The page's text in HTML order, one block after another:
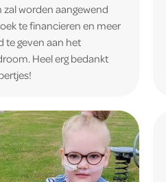
zal worden aangewend
te financieren en meer
te geven aan het
Heel erg bedankt